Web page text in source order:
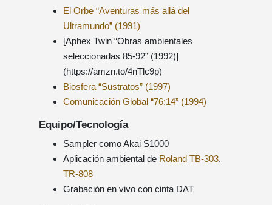
El Orbe “Aventuras más allá del
Ultramundo” (1991)
[Aphex Twin “Obras ambientales
seleccionadas 85-92” (1992)]
(https://amzn.to/4nTlc9p)
Biosfera “Sustratos” (1997)
Comunicación Global “76:14” (1994)
Equipo/Tecnología
Sampler como Akai S1000
Aplicación ambiental de Roland TB-303,
TR-808
Grabación en vivo con cinta DAT